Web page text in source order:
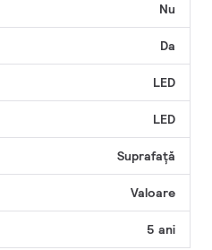
Nu
Da
LED
LED
Suprafață
Valoare
5 ani